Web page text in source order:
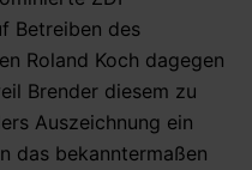
Betreiben des
Roland Koch dagegen
Brender diesem zu
Auszeichnung ein
das bekanntermaßen